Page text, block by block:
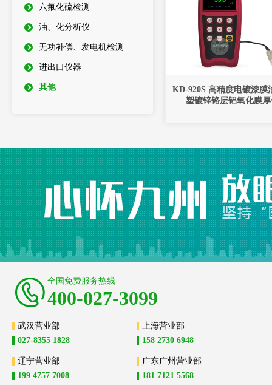
六氟化硫检测
油、化分析仪
无功补偿、发电机检测
进出口仪器
其他
KD-920S 高精度电镀漆膜
塑镀锌铬层铝氧化膜
全国免费服务热线
400-027-3099
武汉营业部
027-8355 1828
上海营业部
158 2730 6948
辽宁营业部
199 4757 7008
广东广州营业部
181 7121 5568